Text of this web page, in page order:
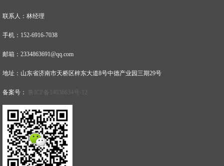
联系人：林经理
手机：152-6916-7038
邮箱：2334863691@qq.com
地址：山东省济南市天桥区梓东大道8号中德产业园三期29号
备案号： 鲁ICP备14036634号-12